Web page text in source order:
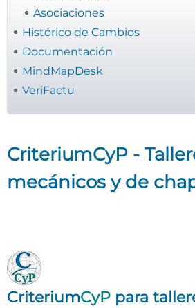
Asociaciones
Histórico de Cambios
Documentación
MindMapDesk
VeriFactu
CriteriumCyP -
mecánicos y de
CriteriumCyP para